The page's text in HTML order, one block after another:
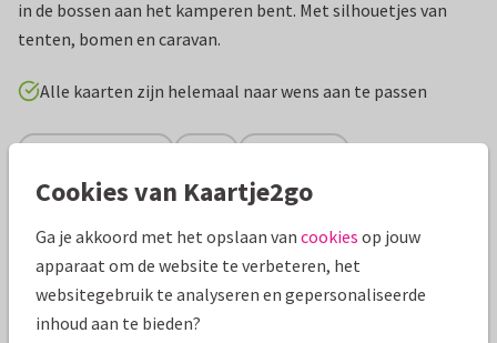
in de bossen aan het kamperen bent. Met silhouetjes van
tenten, bomen en caravan.
Alle kaarten zijn helemaal naar wens aan te passen
Vakantiekaarten ilse Nederland
Papiersoort: Kies uit 6 luxe papiersoorten
Envelop: Witte vensterenvelop
Cookies van Kaartje2go
Ga je akkoord met het opslaan van cookies op jouw
apparaat om de website te verbeteren, het
websitegebruik te analyseren en gepersonaliseerde
inhoud aan te bieden?